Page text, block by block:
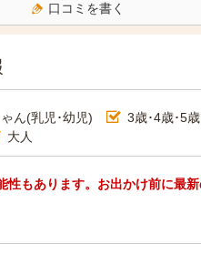
口コミを書く
ん(乳児･幼児) 3歳･4歳･5
大人
もあります。お出かけ前に最